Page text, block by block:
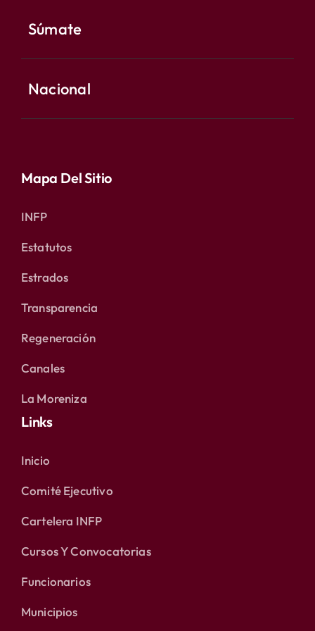
Súmate
Nacional
Mapa Del Sitio
INFP
Estatutos
Estrados
Transparencia
Regeneración
Canales
La Moreniza
Links
Inicio
Comité Ejecutivo
Cartelera INFP
Cursos Y Convocatorias
Funcionarios
Municipios